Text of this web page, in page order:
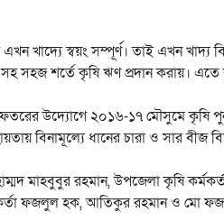
স্বয়ং সম্পূর্ণ। তাই এখন খাদ্য
সহ সহজ শর্তে কৃষি ঋণ প্রদান করায়।
উদ্যোগে ২০১৬-১৭ মৌসুমে কৃষি
বিনামূল্যে ধানের চারা ও সার বীজ
মাহবুবুর রহমান, উপজেলা কৃষি
ফজলুল হক, আতিকুর রহমান ও মো